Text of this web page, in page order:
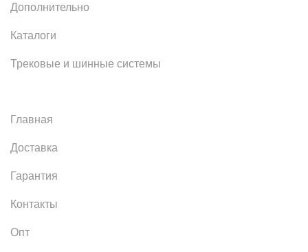
Дополнительно
Каталоги
Трековые и шинные системы
Главная
Доставка
Гарантия
Контакты
Опт